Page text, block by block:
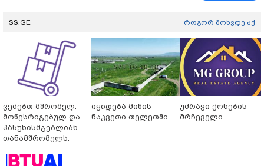
SS.GE როგორ მოხვდე აქ
ვეძებთ მშრომელ.
მოწესრიგებულ და
პასუხისმგებლიან
თანამშრომელს.
იყიდება მიწის
ნაკვეთი თელეთში
უძრავი ქონების
მრჩეველი